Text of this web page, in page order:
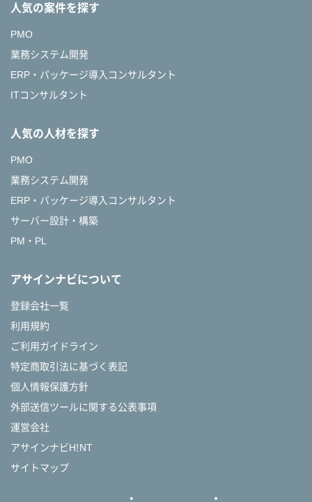
人気の案件を探す
PMO
業務システム開発
ERP・パッケージ導入コンサルタント
ITコンサルタント
人気の人材を探す
PMO
業務システム開発
ERP・パッケージ導入コンサルタント
サーバー設計・構築
PM・PL
アサインナビについて
登録会社一覧
利用規約
ご利用ガイドライン
特定商取引法に基づく表記
個人情報保護方針
外部送信ツールに関する公表事項
運営会社
アサインナビH!NT
サイトマップ